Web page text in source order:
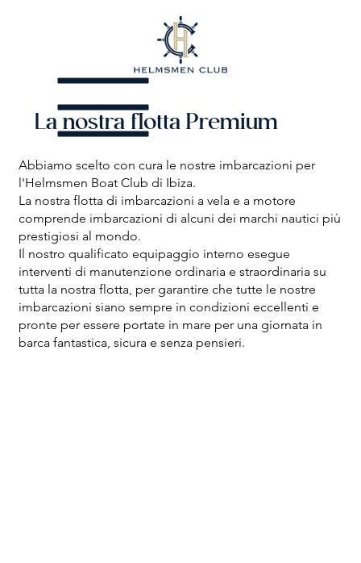
La nostra flotta Premium
Abbiamo scelto con cura le nostre imbarcazioni per
l'Helmsmen Boat Club di Ibiza.
La nostra flotta di imbarcazioni a vela e a motore
comprende imbarcazioni di alcuni dei marchi nautici più
prestigiosi al mondo.
Il nostro qualificato equipaggio interno esegue
interventi di manutenzione ordinaria e straordinaria su
tutta la nostra flotta, per garantire che tutte le nostre
imbarcazioni siano sempre in condizioni eccellenti e
pronte per essere portate in mare per una giornata in
barca fantastica, sicura e senza pensieri.